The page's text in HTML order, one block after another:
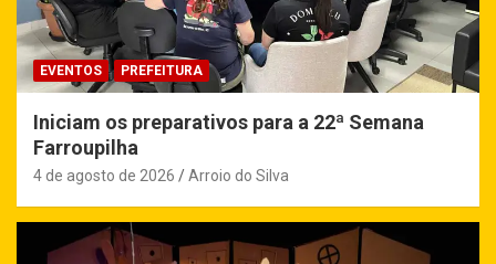
EVENTOS PREFEITURA
Iniciam os preparativos para a 22ª Semana
Farroupilha
4 de agosto de 2026 Arroio do Silva